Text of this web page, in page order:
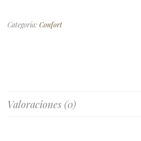
Categoría: Confort
Valoraciones (0)